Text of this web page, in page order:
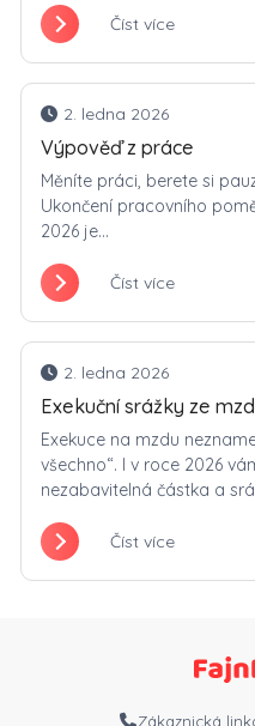
Číst více
2. ledna 2026
Výpověď z práce
Měníte práci, berete si
Ukončení pracovního
2026 je...
Číst více
2. ledna 2026
Exekuční srážky ze
Exekuce na mzdu
všechno“. I v roce 2026
nezabavitelná částka a
Číst více
Zákaznická